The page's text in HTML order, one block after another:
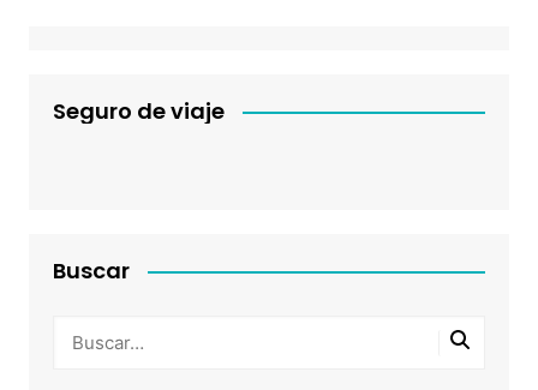
Seguro de viaje
Buscar